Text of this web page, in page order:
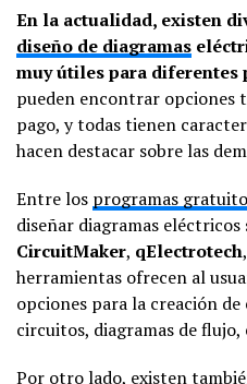
En la actualidad, existen
diseño de diagramas
muy útiles para diferentes
pueden encontrar opciones
pago, y todas tienen
hacen destacar sobre las
Entre los programas
diseñar diagramas
CircuitMaker, qElectrotech,
herramientas ofrecen al
opciones para la creación de
circuitos, diagramas de
Por otro lado, existen